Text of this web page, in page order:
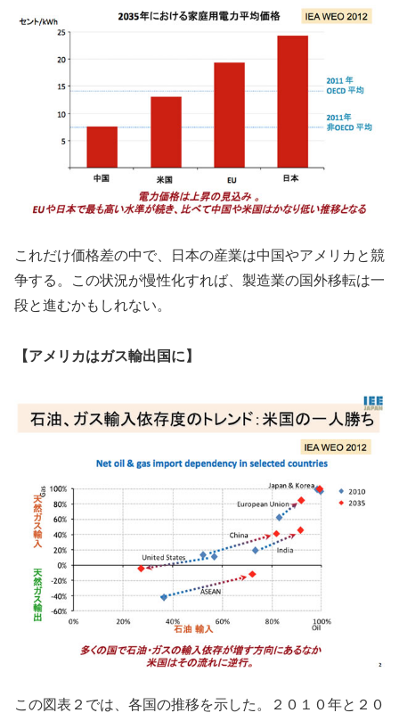
これだけ価格差の中で、日本の産業は中国やアメリカと競
争する。この状況が慢性化すれば、製造業の国外移転は一
段と進むかもしれない。
【アメリカはガス輸出国に】
この図表２では、各国の推移を示した。２０１０年と２０